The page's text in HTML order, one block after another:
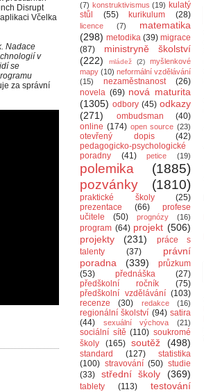
Disrupt
Včelka
Nadace
v
se
za správní
(7) konstruktivismus (19) kulatý
stůl
(55) kurikulum (28)
licence (7)
matematika
(298) metodika (39) migrace
(87)
ministryně školství
(222)
mládež (2)
myšlenkové
mapy (10) neformální vzdělávání
(15)
nezaměstnanost
(26)
novela (69) nová maturita
(1305) odbory (45) odkazy
(271)
ombudsman
(40)
online (174) open source (23)
otevřený dopis
(42)
pedagogicko-psychologické
poradny
(41) petice (19)
polemika
(1885)
pozvánky
(1810)
praktické školy
(25)
prezentace
(66)
profese
učitele
(50) prognózy (16)
program (64) projekt (506)
projekty
(231)
práce s
talenty
(37)
právní
poradna
(339)
průzkum
(53)
přednáška
(27)
předškolní ročník
(75)
předškolní vzdělávání (103)
recenze
(30) redakce (16)
regionální školství (94) satira
(44)
sexuální výchova (21)
sociální sítě (110) soukromé
školy
(165) soutěž (498)
standard (127)
statistika
(100) stravování (50) studie
(33)
střední školy (369)
tablety (113)
testování